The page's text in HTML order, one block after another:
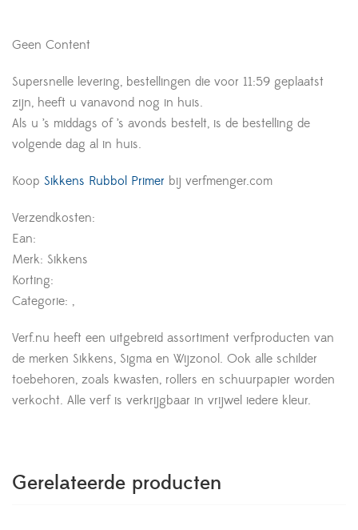
Geen Content
Supersnelle levering, bestellingen die voor 11:59 geplaatst
zijn, heeft u vanavond nog in huis.
Als u ’s middags of ’s avonds bestelt, is de bestelling de
volgende dag al in huis.
Koop Sikkens Rubbol Primer bij verfmenger.com
Verzendkosten:
Ean:
Merk: Sikkens
Korting:
Categorie: ,
Verf.nu heeft een uitgebreid assortiment verfproducten van
de merken Sikkens, Sigma en Wijzonol. Ook alle schilder
toebehoren, zoals kwasten, rollers en schuurpapier worden
verkocht. Alle verf is verkrijgbaar in vrijwel iedere kleur.
Gerelateerde producten